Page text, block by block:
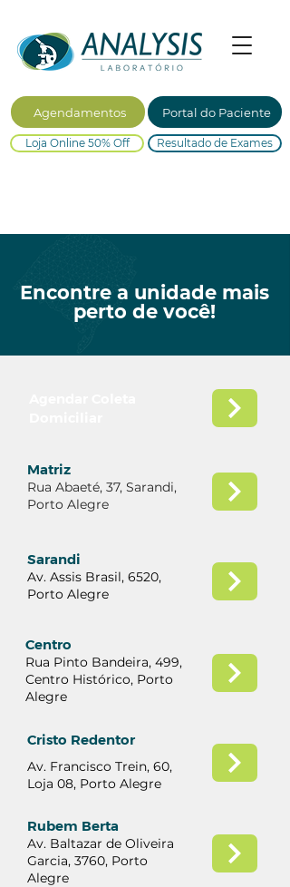
Agendamentos Portal do Paciente
Loja Online 50% Off Resultado de Exames
Encontre a unidade mais
perto de você!
Matriz
Rua Abaeté, 37, Sarandi,
Porto Alegre
Sarandi
Av. Assis Brasil, 6520,
Porto Alegre
Centro
Rua Pinto Bandeira, 499,
Centro Histórico, Porto
Alegre
Cristo Redentor
Av. Francisco Trein, 60,
Loja 08, Porto Alegre
Rubem Berta
Av. Baltazar de Oliveira
Garcia, 3760, Porto
Alegre